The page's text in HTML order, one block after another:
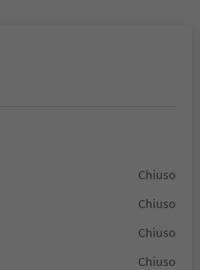
Chiuso
Chiuso
Chiuso
Chiuso